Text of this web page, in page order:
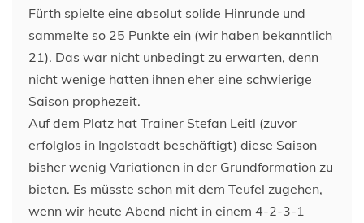
Fürth spielte eine absolut solide Hinrunde und
sammelte so 25 Punkte ein (wir haben bekanntlich
21). Das war nicht unbedingt zu erwarten, denn
nicht wenige hatten ihnen eher eine schwierige
Saison prophezeit.
Auf dem Platz hat Trainer Stefan Leitl (zuvor
erfolglos in Ingolstadt beschäftigt) diese Saison
bisher wenig Variationen in der Grundformation zu
bieten. Es müsste schon mit dem Teufel zugehen,
wenn wir heute Abend nicht in einem 4-2-3-1